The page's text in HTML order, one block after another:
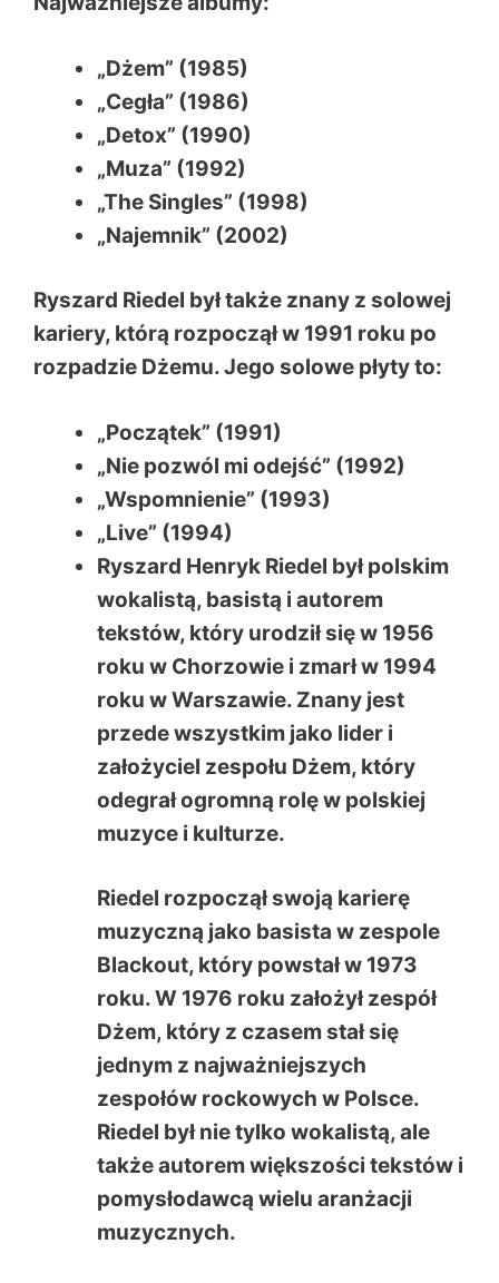
„Dżem” (1985)
„Cegła” (1986)
„Detox” (1990)
„Muza” (1992)
„The Singles” (1998)
„Najemnik” (2002)
Ryszard Riedel był także znany z solowej
kariery, którą rozpoczął w 1991 roku po
rozpadzie Dżemu. Jego solowe płyty to:
„Początek” (1991)
„Nie pozwól mi odejść” (1992)
„Wspomnienie” (1993)
„Live” (1994)
Ryszard Henryk Riedel był polskim
wokalistą, basistą i autorem
tekstów, który urodził się w 1956
roku w Chorzowie i zmarł w 1994
roku w Warszawie. Znany jest
przede wszystkim jako lider i
założyciel zespołu Dżem, który
odegrał ogromną rolę w polskiej
muzyce i kulturze.
Riedel rozpoczął swoją karierę
muzyczną jako basista w zespole
Blackout, który powstał w 1973
roku. W 1976 roku założył zespół
Dżem, który z czasem stał się
jednym z najważniejszych
zespołów rockowych w Polsce.
Riedel był nie tylko wokalistą, ale
także autorem większości tekstów i
pomysłodawcą wielu aranżacji
muzycznych.